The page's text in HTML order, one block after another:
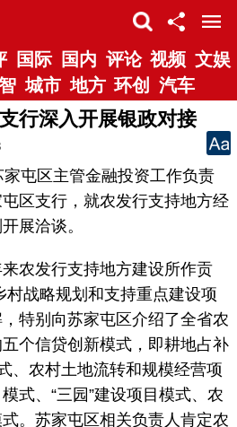
国际 国内 评论 视频 文娱
城市 地方 环创 汽车
行深入开展银政对接
屯区主管金融投资工作负责
区支行，就农发行支持地方经
展洽谈。
发行支持地方建设所作贡
村战略规划和支持重点建设项
特别向苏家屯区介绍了全省农
个信贷创新模式，即耕地占补
、农村土地流转和规模经营项
式、“三园”建设项目模式、农
。苏家屯区相关负责人肯定农